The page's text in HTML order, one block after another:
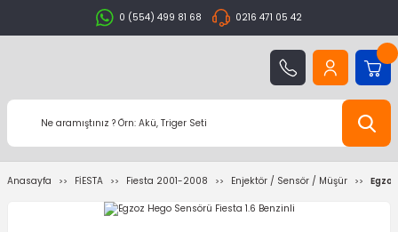
0 (554) 499 81 68 0216 471 05 42
Anasayfa FİESTA Fiesta 2001-2008 Enjektör / Sensör / Müşür